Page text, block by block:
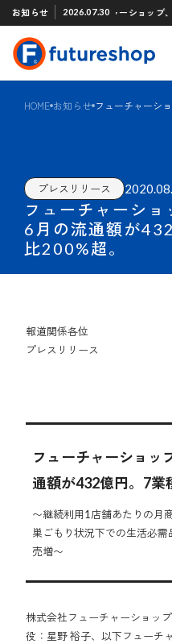
お知らせ
アプリ 「STAFF START」とのタグ
2026.07.30
フューチャーショップ、「
HOME お知らせ
プレスリリース
フューチャーシ
6月の流通額が
比200%超。
報道関係各位
プレスリリース
フューチャーショッ
通額が432億円。7業
〜継続利用1店舗あたりの月
巣ごもり状況下での生活必
売増〜
株式会社フューチャーショッ
役：星野 裕子、以下フューチ